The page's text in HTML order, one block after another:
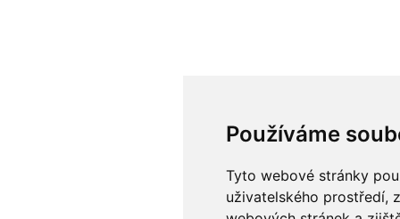
Používáme
Tyto webové stránky
uživatelského prostředí,